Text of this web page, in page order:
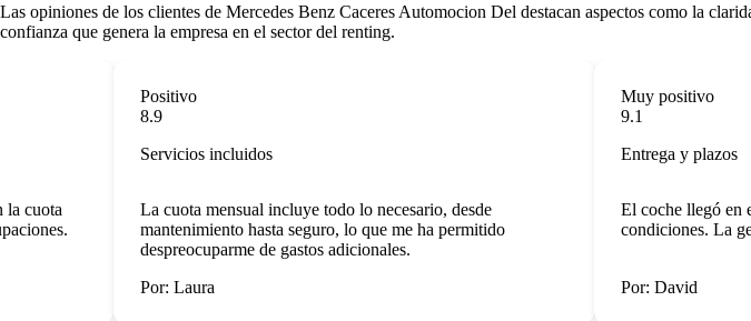
Las opiniones de los clientes de Mercedes Benz Caceres Automocion Del destacan aspectos como la
confianza que genera la empresa en el sector del renting.
cuota
Positivo
8.9
Servicios incluidos
La cuota mensual incluye todo lo necesario, desde
mantenimiento hasta seguro, lo que me ha permitido
despreocuparme de gastos adicionales.
Por: Laura
Muy positivo
9.1
Entrega y plazos
El coche llegó en el
condiciones. La
Por: David